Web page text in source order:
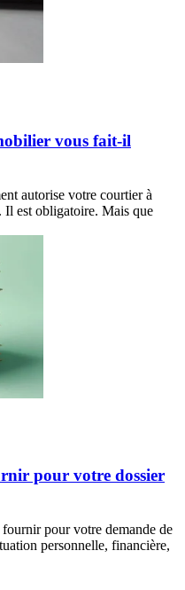
vous fait-il
autorise votre courtier à
Il est obligatoire. Mais que
pour votre dossier
pour votre demande de
personnelle, financière,